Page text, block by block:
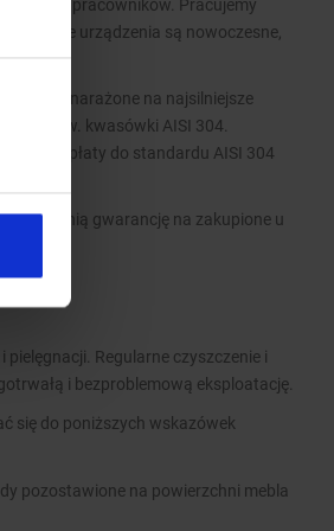
pracowników. Pracujemy
urządzenia są nowoczesne,
narażone na najsilniejsze
tzw. kwasówki AISI 304.
dopłaty do standardu AISI 304
2-letnią gwarancję na zakupione u
Regularne czyszczenie i
i bezproblemową eksploatację.
się do poniższych wskazówek
pozostawione na powierzchni mebla